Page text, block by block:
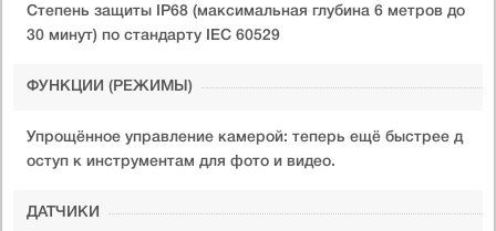
Степень защиты IP68 (максимальная глубина 6 метров до
30 минут) по стандарту IEC 60529
ФУНКЦИИ (РЕЖИМЫ)
Упрощённое управление камерой: теперь ещё быстрее д
оступ к инструментам для фото и видео.
ДАТЧИКИ